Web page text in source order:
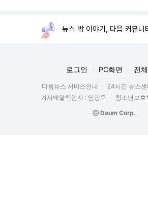
뉴스 밖 이야기, 다음 커뮤니
로그인 PC화면 전
다음뉴스 서비스안내 24시간 뉴스센
기사배열책임자 : 임광욱
청소년보호
ⓒ Daum Corp.